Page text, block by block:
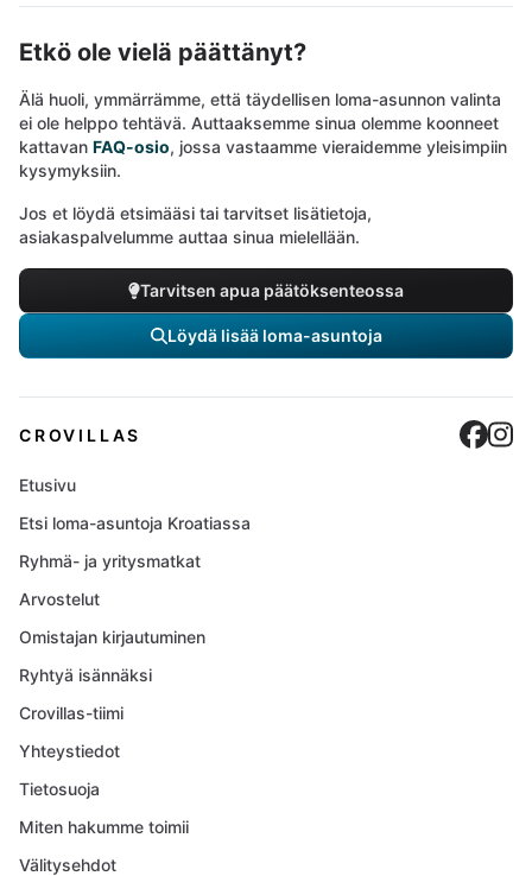
Etkö ole vielä päättänyt?
Älä huoli, ymmärrämme, että täydellisen loma-asunnon valinta
ei ole helppo tehtävä. Auttaaksemme sinua olemme koonneet
kattavan FAQ-osio, jossa vastaamme vieraidemme yleisimpiin
kysymyksiin.
Jos et löydä etsimääsi tai tarvitset lisätietoja,
asiakaspalvelumme auttaa sinua mielellään.
Tarvitsen apua päätöksenteossa
Löydä lisää loma-asuntoja
CROVILLAS
Etusivu
Etsi loma-asuntoja Kroatiassa
Ryhmä- ja yritysmatkat
Arvostelut
Omistajan kirjautuminen
Ryhtyä isännäksi
Crovillas-tiimi
Yhteystiedot
Tietosuoja
Miten hakumme toimii
Välitysehdot